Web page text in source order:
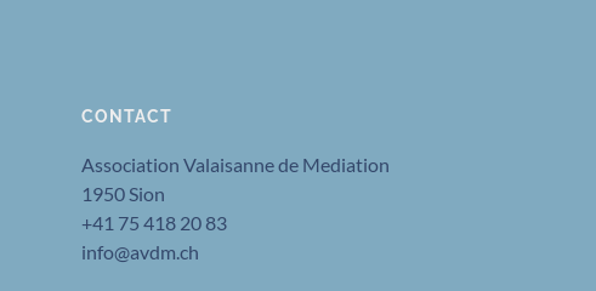
CONTACT
Association Valaisanne de Mediation
1950 Sion
+41 75 418 20 83
info@avdm.ch